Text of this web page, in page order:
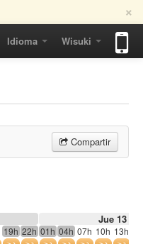
×
Idioma Wisuki
Compartir
Jue 13
19h 22h 01h 04h 07h 10h 13h